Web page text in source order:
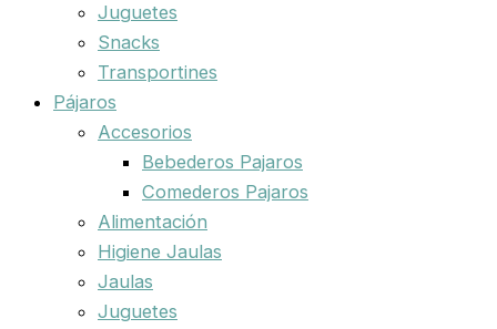
Juguetes
Snacks
Transportines
Pájaros
Accesorios
Bebederos Pajaros
Comederos Pajaros
Alimentación
Higiene Jaulas
Jaulas
Juguetes